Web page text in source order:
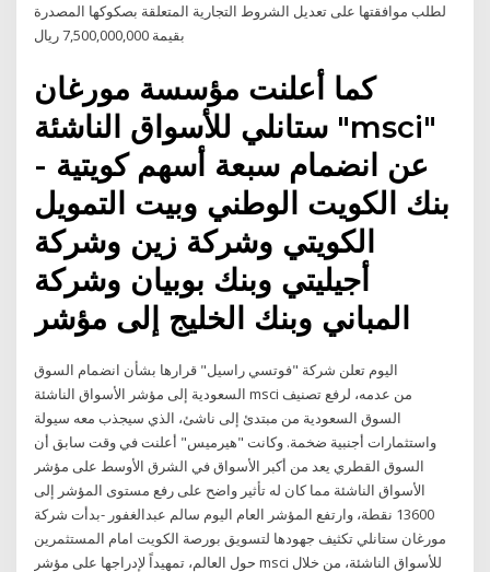
لطلب موافقتھا على تعدیل الشروط التجاریة المتعلقة بصكوكھا المصدرة
بقیمة 7,500,000,000 ریال
كما أعلنت مؤسسة مورغان
ستانلي للأسواق الناشئة "msci"
عن انضمام سبعة أسهم كويتية -
بنك الكويت الوطني وبيت التمويل
الكويتي وشركة زين وشركة
أجيليتي وبنك بوبيان وشركة
المباني وبنك الخليج إلى مؤشر
اليوم تعلن شركة "فوتسي راسيل" قرارها بشأن انضمام السوق
السعودية إلى مؤشر الأسواق الناشئة msci من عدمه، لرفع تصنيف
السوق السعودية من مبتدئ إلى ناشئ، الذي سيجذب معه سيولة
واستثمارات أجنبية ضخمة. وكانت "هيرميس" أعلنت في وقت سابق أن
السوق القطري يعد من أكبر الأسواق في الشرق الأوسط على مؤشر
الأسواق الناشئة مما كان له تأثير واضح على رفع مستوى المؤشر إلى
13600 نقطة، وارتفع المؤشر العام اليوم سالم عبدالغفور -بدأت شركة
مورغان ستانلي تكثيف جهودها لتسويق بورصة الكويت امام المستثمرين
حول العالم، تمهيداً لإدراجها على مؤشر msci للأسواق الناشئة، من خلال